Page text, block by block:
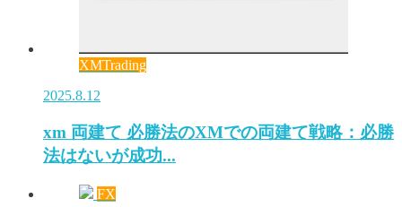
XMTrading
2025.8.12
xm 両建て 必勝法のXMでの両建て戦略：必勝
法はないが成功...
FX